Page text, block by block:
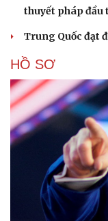
thuyết pháp đầu
Trung Quốc đạt
HỒ SƠ